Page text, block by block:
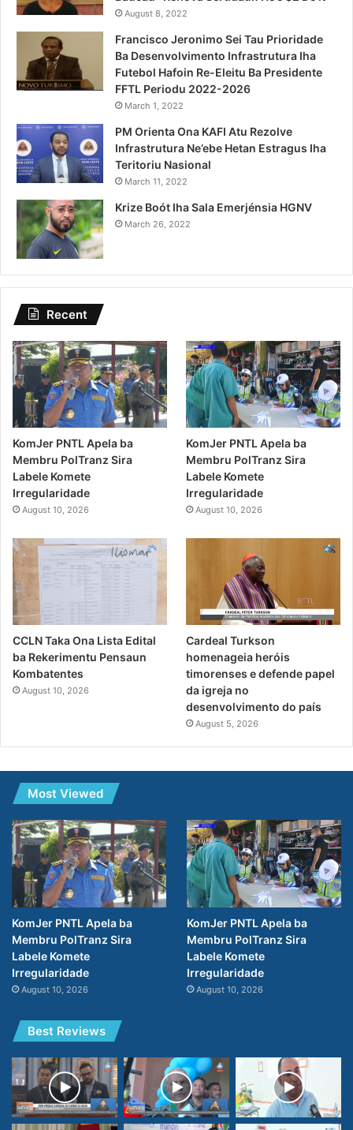
August 8, 2022
Francisco Jeronimo Sei Tau Prioridade
Ba Desenvolvimento Infrastrutura Iha
Futebol Hafoin Re-Eleitu Ba Presidente
FFTL Periodu 2022-2026
March 1, 2022
PM Orienta Ona KAFI Atu Rezolve
Infrastrutura Ne’ebe Hetan Estragus Iha
Teritoriu Nasional
March 11, 2022
Krize Boót Iha Sala Emerjénsia HGNV
March 26, 2022
Recent
KomJer PNTL Apela ba
Membru PolTranz Sira
Labele Komete
Irregularidade
August 10, 2026
KomJer PNTL Apela ba
Membru PolTranz Sira
Labele Komete
Irregularidade
August 10, 2026
CCLN Taka Ona Lista Edital
ba Rekerimentu Pensaun
Kombatentes
August 10, 2026
Cardeal Turkson
homenageia heróis
timorenses e defende papel
da igreja no
desenvolvimento do país
August 5, 2026
Most Viewed
KomJer PNTL Apela ba
Membru PolTranz Sira
Labele Komete
Irregularidade
August 10, 2026
KomJer PNTL Apela ba
Membru PolTranz Sira
Labele Komete
Irregularidade
August 10, 2026
Best Reviews